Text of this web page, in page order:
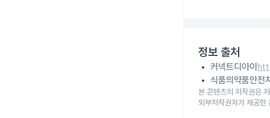
정보 출처
커넥트디아이
식품의약품안전
본 콘텐츠의 저작권은
외부저작권자가 제공한